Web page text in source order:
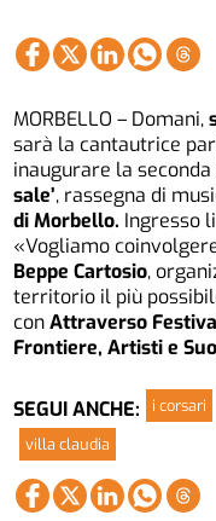
MORBELLO – Domani,
sarà la cantautrice
inaugurare la
sale’, rassegna di
di Morbello. Ingresso
«Vogliamo
Beppe Cartosio,
territorio il più
conAttraverso
Frontiere, Artisti e
SEGUI ANCHE: i corsari
villa claudia